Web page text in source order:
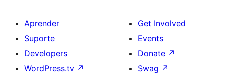
Aprender
Suporte
Developers
WordPress.tv ↗
Get Involved
Events
Donate ↗
Swag ↗